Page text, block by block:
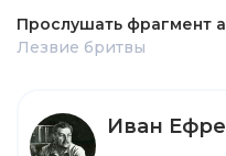
Прослушать фрагмент
Лезвие бритвы
Иван